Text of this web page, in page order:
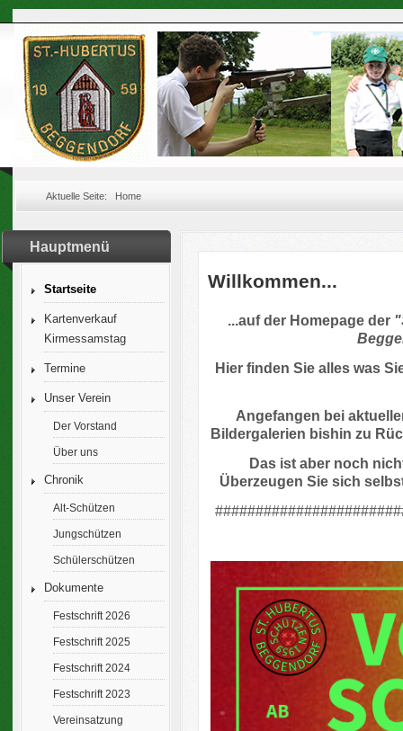
Aktuelle Seite: Home
Hauptmenü
Startseite
Kartenverkauf
Kirmessamstag
Termine
Unser Verein
Der Vorstand
Über uns
Chronik
Alt-Schützen
Jungschützen
Schülerschützen
Dokumente
Festschrift 2026
Festschrift 2025
Festschrift 2024
Festschrift 2023
Vereinsatzung
Willkommen...
...auf der Homepage der
Hier finden Sie alles was
Angefangen bei
Bildergalerien bishin zu
Das ist aber noch
Überzeugen Sie sich